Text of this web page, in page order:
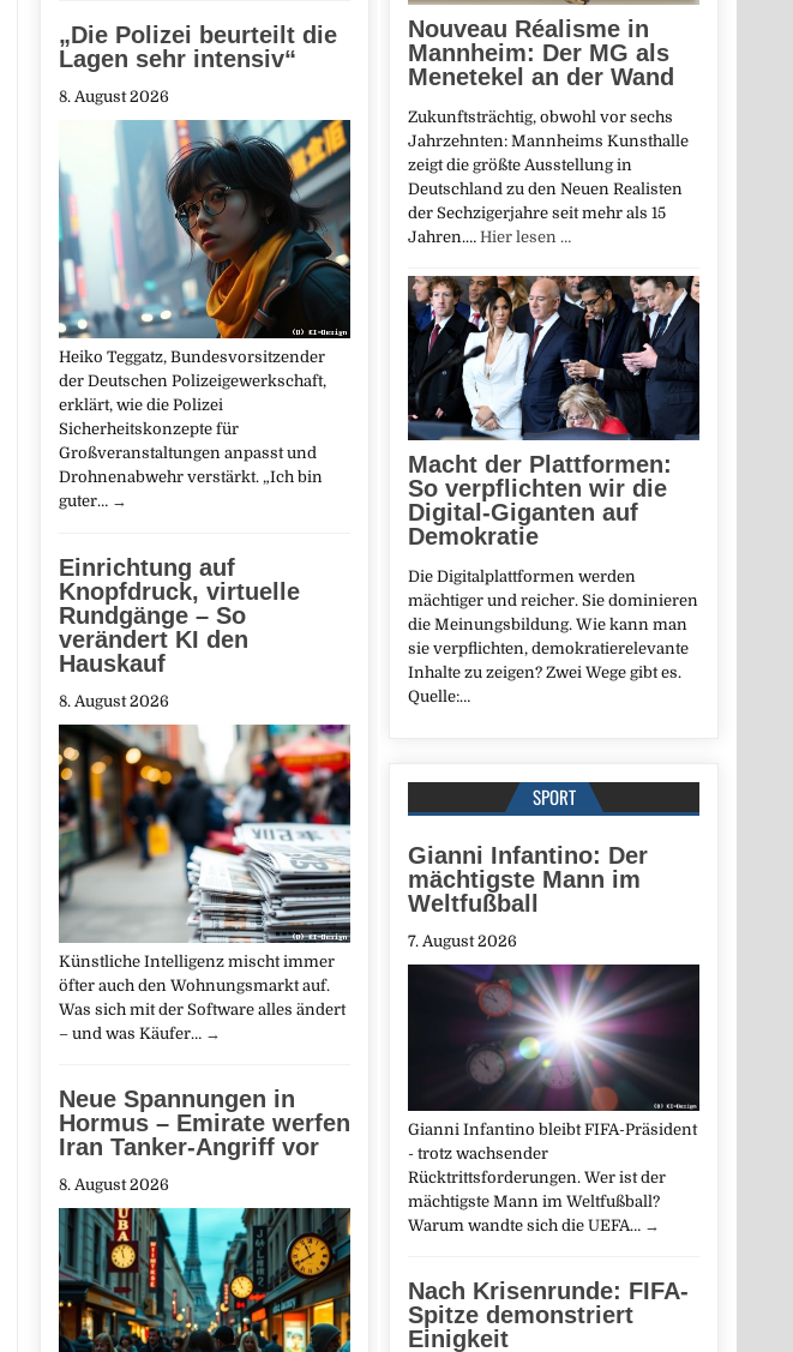
Nouveau Réalisme in
Mannheim: Der MG als
Menetekel an der Wand
Zukunftsträchtig, obwohl vor sechs
Jahrzehnten: Mannheims Kunsthalle
zeigt die größte Ausstellung in
Deutschland zu den Neuen Realisten
der Sechzigerjahre seit mehr als 15
Jahren.… Hier lesen …
Macht der Plattformen:
So verpflichten wir die
Digital-Giganten auf
Demokratie
Die Digitalplattformen werden
mächtiger und reicher. Sie dominieren
die Meinungsbildung. Wie kann man
sie verpflichten, demokratierelevante
Inhalte zu zeigen? Zwei Wege gibt es.
Quelle:…
SPORT
Gianni Infantino: Der
mächtigste Mann im
Weltfußball
7. August 2026
Gianni Infantino bleibt FIFA-Präsident
- trotz wachsender
Rücktrittsforderungen. Wer ist der
mächtigste Mann im Weltfußball?
Warum wandte sich die UEFA… →
Nach Krisenrunde: FIFA-
Spitze demonstriert
Einigkeit
„Die Polizei beurteilt die
Lagen sehr intensiv“
8. August 2026
Heiko Teggatz, Bundesvorsitzender
der Deutschen Polizeigewerkschaft,
erklärt, wie die Polizei
Sicherheitskonzepte für
Großveranstaltungen anpasst und
Drohnenabwehr verstärkt. „Ich bin
guter… →
Einrichtung auf
Knopfdruck, virtuelle
Rundgänge – So
verändert KI den
Hauskauf
8. August 2026
Künstliche Intelligenz mischt immer
öfter auch den Wohnungsmarkt auf.
Was sich mit der Software alles ändert
– und was Käufer… →
Neue Spannungen in
Hormus – Emirate werfen
Iran Tanker-Angriff vor
8. August 2026